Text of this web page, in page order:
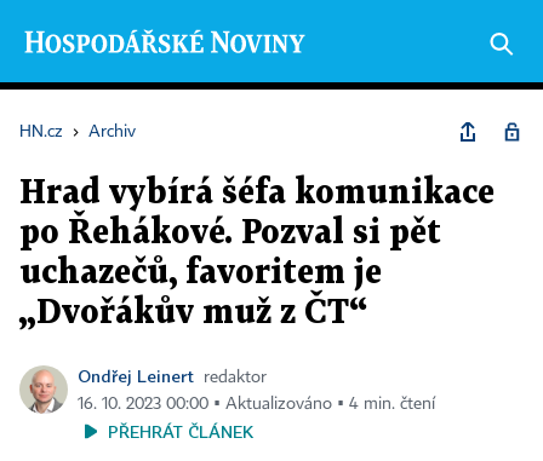
HN.cz › Archiv
Hrad vybírá šéfa komunikace
po Řehákové. Pozval si pět
uchazečů, favoritem je
„Dvořákův muž z ČT“
Ondřej Leinert
redaktor
16. 10. 2023 00:00 ▪ Aktualizováno ▪ 4 min. čtení
PŘEHRÁT ČLÁNEK